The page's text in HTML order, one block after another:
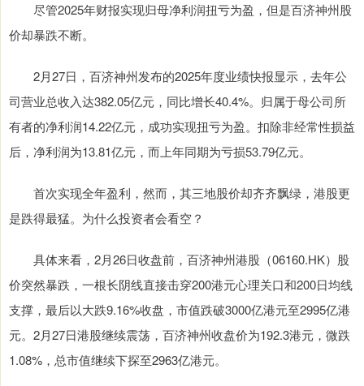
尽管2025年财报实现归母净利润扭亏为盈，但是百济神州股
价却暴跌不断。
2月27日，百济神州发布的2025年度业绩快报显示，去年公
司营业总收入达382.05亿元，同比增长40.4%。归属于母公司所
有者的净利润14.22亿元，成功实现扭亏为盈。扣除非经常性损益
后，净利润为13.81亿元，而上年同期为亏损53.79亿元。
首次实现全年盈利，然而，其三地股价却齐齐飘绿，港股更
是跌得最猛。为什么投资者会看空？
具体来看，2月26日收盘前，百济神州港股（06160.HK）股
价突然暴跌，一根长阴线直接击穿200港元心理关口和200日均线
支撑，最后以大跌9.16%收盘，市值跌破3000亿港元至2995亿港
元。2月27日港股继续震荡，百济神州收盘价为192.3港元，微跌
1.08%，总市值继续下探至2963亿港元。